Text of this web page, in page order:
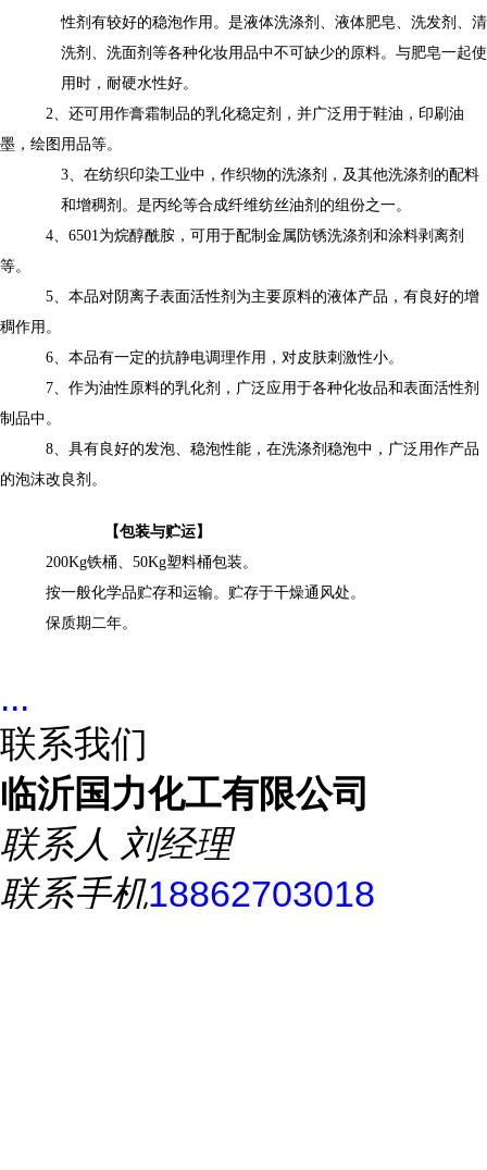
性剂有较好的稳泡作用 。是液体洗涤剂、液体肥皂、洗发剂、清
洗剂、洗面剂等各种化妆用品中不可缺少的原料。与肥皂一起使
用时，耐硬水性好。
2、 还可用作膏霜制品的乳化稳定剂，并广泛用于鞋油，印刷油
墨，绘图用品等。
3、 在纺织印染工业中，作织物的洗涤剂，及其他洗涤剂的配料
和增稠剂。是丙纶等合成纤维纺丝油剂的组份之一。
4、 6501为烷醇酰胺，可用于配制金属防锈洗涤剂和涂料剥离剂
等。
5、本品对阴离子表面活性剂为主要原料的液体产品，有良好的增
稠作用。
6、本品有一定的抗静电调理作用，对皮肤刺激性小。
7、作为油性原料的乳化剂，广泛应用于各种化妆品和表面活性剂
制品中。
8、具有良好的发泡、稳泡性能，在洗涤剂稳泡中，广泛用作产品
的泡沫改良剂。
【包装与贮运】
200Kg铁桶、 50Kg塑料桶包装。
按一般化学品贮存和运输。贮存于干燥通风处。
保质期二年。
...
联系我们
临沂国力化工有限公司
联系人 刘经理
联系手机18862703018